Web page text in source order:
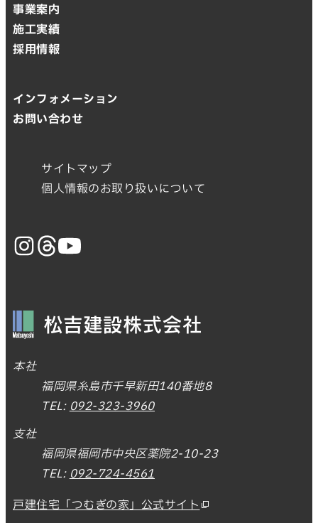
事業案内
施工実績
採用情報
インフォメーション
お問い合わせ
サイトマップ
個人情報のお取り扱いについて
本社
福岡県糸島市千早新田140番地8
TEL:092-323-3960
支社
福岡県福岡市中央区薬院2-10-23
TEL:092-724-4561
戸建住宅「つむぎの家」公式サイト